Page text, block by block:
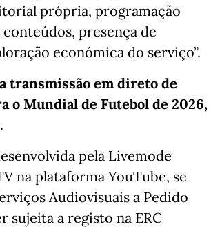
própria, programação
presença de
económica do serviço”.
transmissão em direto de
o Mundial de Futebol de 2026,
pela Livemode
na plataforma YouTube, se
Audiovisuais a Pedido
sujeita a registo na ERC